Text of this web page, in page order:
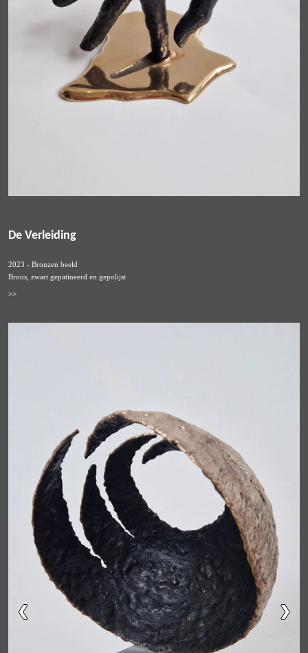
De Verleiding
2023 - Bronzen beeld
Brons, zwart gepatineerd en gepolijst
>>